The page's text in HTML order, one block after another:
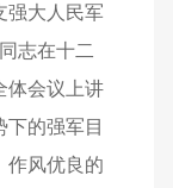
强大人民军
志在十二
体会议上讲
的强军目
作风优良的